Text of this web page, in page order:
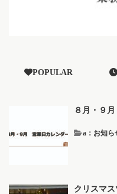
POPULAR
８月・９
a：お知ら
クリスマ